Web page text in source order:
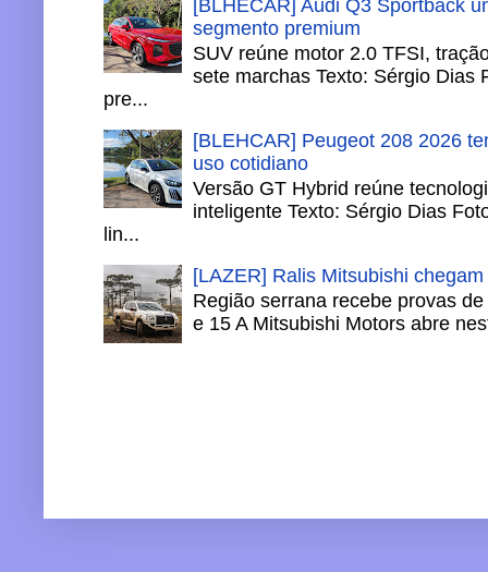
[BLHECAR] Audi Q3 Sportback
segmento premium
SUV reúne motor 2.0 TFSI,
sete marchas Texto: Sérgio Dias
pre...
[BLEHCAR] Peugeot 208 2026
uso cotidiano
Versão GT Hybrid reúne
inteligente Texto: Sérgio Dias
lin...
[LAZER] Ralis Mitsubishi
Região serrana recebe provas
e 15 A Mitsubishi Motors abre